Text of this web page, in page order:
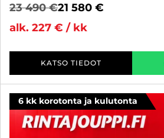
23 490 €21 580 €
alk. 227 € / kk
KATSO TIEDOT
6 kk korotonta ja kulutonta